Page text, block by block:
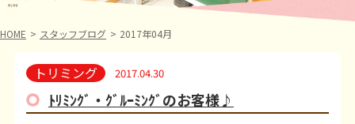
HOME スタッフブログ 2017年04月
トリミング 2017.04.30
ﾄﾘﾐﾝｸﾞ・ｸﾞﾙｰﾐﾝｸﾞのお客様♪